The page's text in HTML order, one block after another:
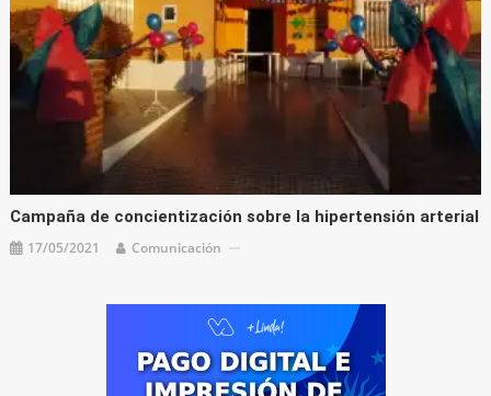
Campaña de concientización sobre la hipertensión arterial
17/05/2021 Comunicación